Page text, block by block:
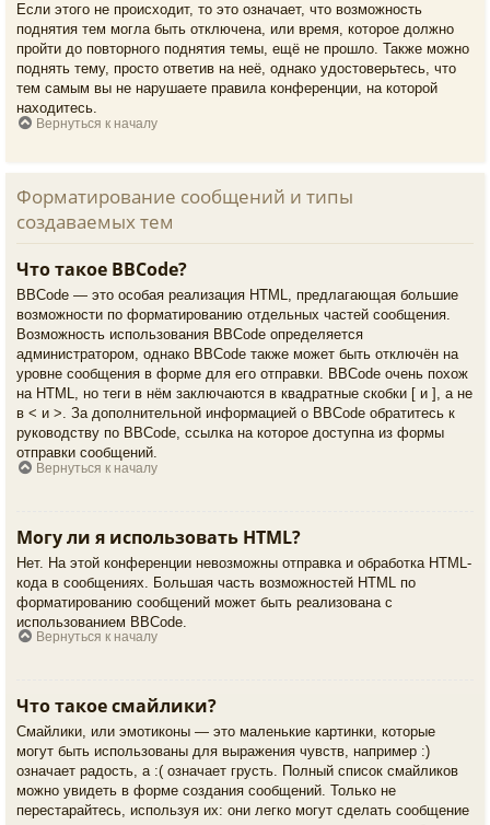
Если этого не происходит, то это означает, что возможность
поднятия тем могла быть отключена, или время, которое должно
пройти до повторного поднятия темы, ещё не прошло. Также можно
поднять тему, просто ответив на неё, однако удостоверьтесь, что
тем самым вы не нарушаете правила конференции, на которой
находитесь.
Вернуться к началу
Форматирование сообщений и типы
создаваемых тем
Что такое BBCode?
BBCode — это особая реализация HTML, предлагающая большие
возможности по форматированию отдельных частей сообщения.
Возможность использования BBCode определяется
администратором, однако BBCode также может быть отключён на
уровне сообщения в форме для его отправки. BBCode очень похож
на HTML, но теги в нём заключаются в квадратные скобки [ и ], а не
в < и >. За дополнительной информацией о BBCode обратитесь к
руководству по BBCode, ссылка на которое доступна из формы
отправки сообщений.
Вернуться к началу
Могу ли я использовать HTML?
Нет. На этой конференции невозможны отправка и обработка HTML-
кода в сообщениях. Большая часть возможностей HTML по
форматированию сообщений может быть реализована с
использованием BBCode.
Вернуться к началу
Что такое смайлики?
Смайлики, или эмотиконы — это маленькие картинки, которые
могут быть использованы для выражения чувств, например :)
означает радость, а :( означает грусть. Полный список смайликов
можно увидеть в форме создания сообщений. Только не
перестарайтесь, используя их: они легко могут сделать сообщение